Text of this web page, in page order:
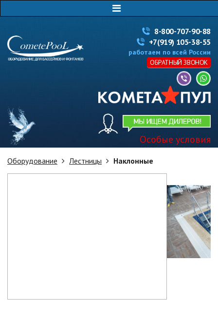
8-800-707-90-88
+7(919) 105-38-55
работаем по всей России
ОБРАТНЫЙ ЗВОНОК
Особые условия
Оборудование Лестницы Наклонные